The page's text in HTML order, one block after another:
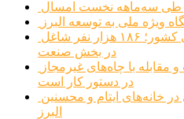
ویژه ملی به توسعه البرز
در بخش صنعت
در دستور کار است
البرز